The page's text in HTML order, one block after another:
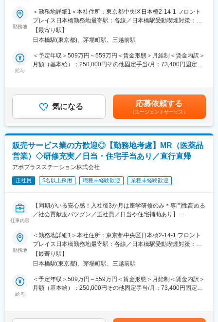
わせて行う、MR認定試験に100％を担保する対策講座がありま
す。
・現場配属後も月1回以上の面談を設けており、成果を出すための
フォロー体制を整えております。
営業職が目指せます。
にくく、安定した売上を誇っています。
・当社は、東証プライム上場以来、10期連続で増収中のクオール
グループに属しており、主力事業を担っています。
＜頑張りは適切に評価＞
成果に応じた評価制度が整っており、頑張り次第で大幅な年収UP
も目指せます。
■福利厚生（転勤を伴う場合）：
＜社宅制度（法人契約）＞
・家賃：一部会社負担
・住居契約初期経費：会社負担（上限設定あり）
・入居時の引越し費用：会社負担（会社指定業者）
★本ポジションは、未経験から医療業界で活躍できます！
・医療を通じて社会に貢献したい
・仕事を通じて学びを深め自己の成長を実感したい
・専門職として知識、技能を身に付けたい
・内資系の安定企業で働きたい
という方にはおススメです！
＜2人に1人は未経験入社、75%は異業種からの転職者です＞
品に関する情報提供を行います。
医薬品は「どの成分に、どのような効果があって、誰に使うと良
いのか」などの情報が付加されて、初めて効果的に使うことがで
きます。医師への適切な医薬品情報の提供を通じて、患者さんの
治療、地域医療課題に貢献することができます。
■安心の研修体制：
・入社から3か月間：座学研修（導入教育）のみ
└医薬品や医療業界、営業方法についての知識を身につけます。
・導入教育終了後は、Web講義、e-Learning、集合研修を組み合
わせて行う、MR認定試験に100％を担保する対策講座がありま
・現場配属後も月1回以上の面談を設けており、成果を出すための
フォロー体制を整えております。
★入社同期がいるため、一緒に頑張れる環境です！専門性の高い
営業職が目指せます。
■魅力ポイント：
＜安定性＞
勤務地
＜勤務地詳細1＞本社住所：東京都中央区日本橋2-14-1 フロント
プレイス日本橋勤務地最寄駅：各線／日本橋駅受動喫煙対策：敷
地内喫煙可能場所あり＜勤務地詳細2＞全国エリア住所：全国エリ
ア 受動喫煙対策：屋内全面禁煙変更の範囲：会社の定める事業所
【最寄り駅】
日本橋駅(東京都)、茅場町駅、三越前駅
給与
＜予定年収＞509万円～559万円＜賃金形態＞月給制＜賃金内訳＞
月額（基本給）：250,000円その他固定手当/月：73,400円固定残
どを考慮し、規定により決定します。※年収の他に別途日当（月額
3～4万円）・諸手当有昇給：年1回★頑張りに応じて年収UP★赴
任先の評価次第で大幅に年収をUPできます。（年2回業績給改
定）★初任地から全国配属可能な場合、一時金の支給あり★賃金
はあくまでも目安の金額であり、選考を通じて上下する可能性が
あります。月給(月額)は固定手当を含めた表記です。
気になる 応募依頼する
（エージェントサービス）
販売サービス業の方歓迎◎【勤務地考慮】MR（医薬品
営業）◇研修充実／日当・住宅手当あり／直行直帰
アポプラスステーション株式会社
正社員 5名以上採用 職種未経験歓迎 業種未経験歓迎
仕事内容
【同期がいる安心感！入社後3か月は座学研修のみ＊専門性高める
／社会貢献度バツグン／正社員／日当や住宅補助あり】
★本ポジションは、未経験から医療業界で活躍できます！
・医療を通じて社会に貢献したい
・仕事を通じて学びを深め自己の成長を実感したい
・専門職として知識、技能を身に付けたい
・内資系の安定企業で働きたい
という方にはおススメです！
＜2人に1人は未経験入社、75%は異業種からの転職者です＞
品に関する情報提供を行います。
勤務地
＜勤務地詳細1＞本社住所：東京都中央区日本橋2-14-1 フロント
プレイス日本橋勤務地最寄駅：各線／日本橋駅受動喫煙対策：敷
地内喫煙可能場所あり＜勤務地詳細2＞全国エリア住所：全国エリ
ア 受動喫煙対策：屋内全面禁煙変更の範囲：会社の定める事業所
【最寄り駅】
日本橋駅(東京都)、茅場町駅、三越前駅
給与
＜予定年収＞509万円～559万円＜賃金形態＞月給制＜賃金内訳＞
月額（基本給）：250,000円その他固定手当/月：73,400円固定残